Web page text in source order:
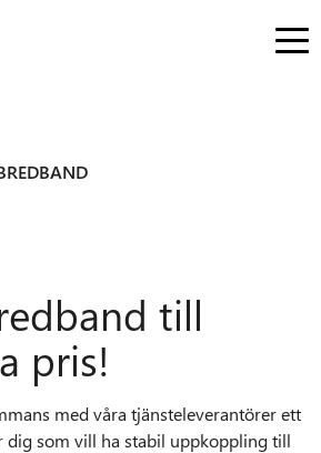
till
pris!
med våra tjänsteleverantörer ett
dig som vill ha stabil uppkoppling till